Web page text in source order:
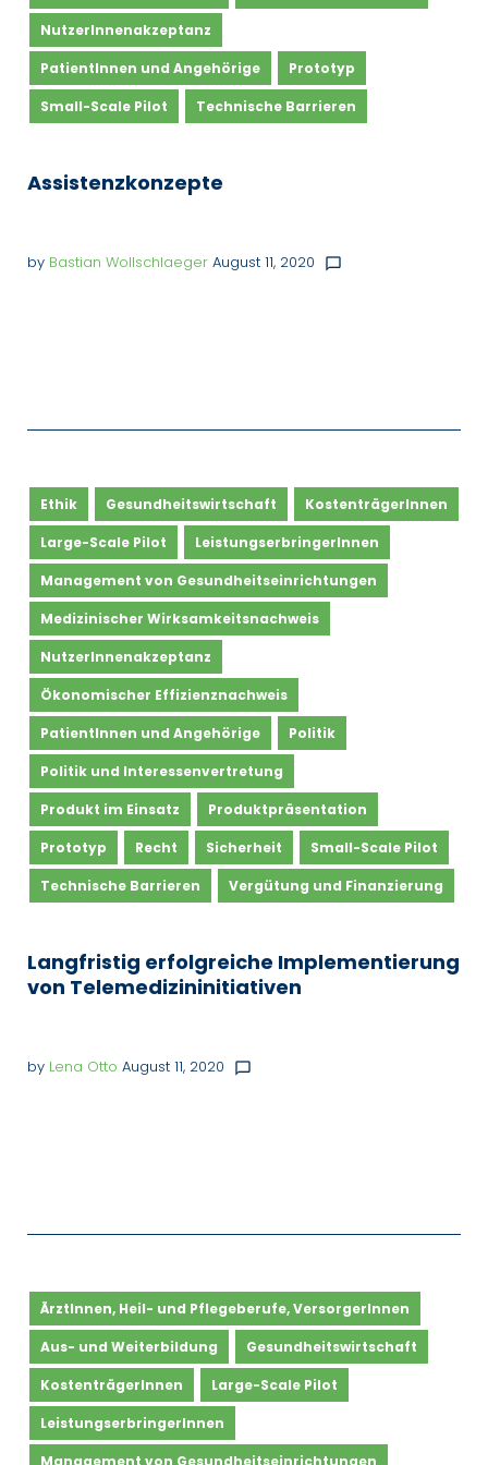
NutzerInnenakzeptanz
PatientInnen und Angehörige Prototyp
Small-Scale Pilot Technische Barrieren
Assistenzkonzepte
by Bastian Wollschlaeger August 11, 2020 chat_bubble_outline
Ethik Gesundheitswirtschaft KostenträgerInnen
Large-Scale Pilot LeistungserbringerInnen
Management von Gesundheitseinrichtungen
Medizinischer Wirksamkeitsnachweis
NutzerInnenakzeptanz
Ökonomischer Effizienznachweis
PatientInnen und Angehörige Politik
Politik und Interessenvertretung
Produkt im Einsatz Produktpräsentation
Prototyp Recht Sicherheit Small-Scale Pilot
Technische Barrieren Vergütung und Finanzierung
Langfristig erfolgreiche Implementierung
von Telemedizininitiativen
by Lena Otto August 11, 2020 chat_bubble_outline
ÄrztInnen, Heil- und Pflegeberufe, VersorgerInnen
Aus- und Weiterbildung Gesundheitswirtschaft
KostenträgerInnen Large-Scale Pilot
LeistungserbringerInnen